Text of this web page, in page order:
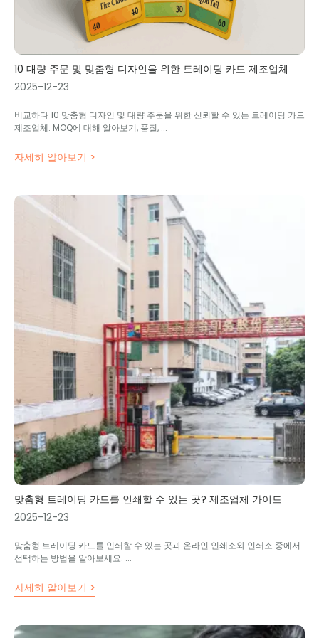
10 대량 주문 및 맞춤형 디자인을 위한 트레이딩 카드 제조업체
2025-12-23
비교하다 10 맞춤형 디자인 및 대량 주문을 위한 신뢰할 수 있는 트레이딩 카드
제조업체. MOQ에 대해 알아보기, 품질, ...
자세히 알아보기 >
맞춤형 트레이딩 카드를 인쇄할 수 있는 곳? 제조업체 가이드
2025-12-23
맞춤형 트레이딩 카드를 인쇄할 수 있는 곳과 온라인 인쇄소와 인쇄소 중에서
선택하는 방법을 알아보세요. ...
자세히 알아보기 >